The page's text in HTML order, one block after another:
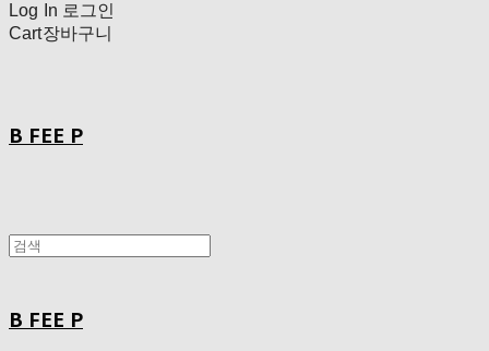
Log In 로그인
Cart장바구니
B FEE P
B FEE P